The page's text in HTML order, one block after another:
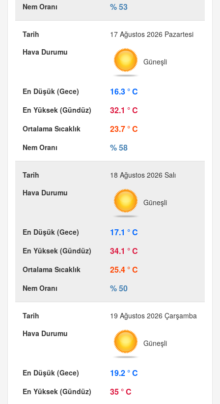
% 53
17 Ağustos 2026 Pazartesi
Güneşli
16.3 ° C
32.1 ° C
23.7 ° C
% 58
18 Ağustos 2026 Salı
Güneşli
17.1 ° C
34.1 ° C
25.4 ° C
% 50
19 Ağustos 2026 Çarşamba
Güneşli
19.2 ° C
35 ° C